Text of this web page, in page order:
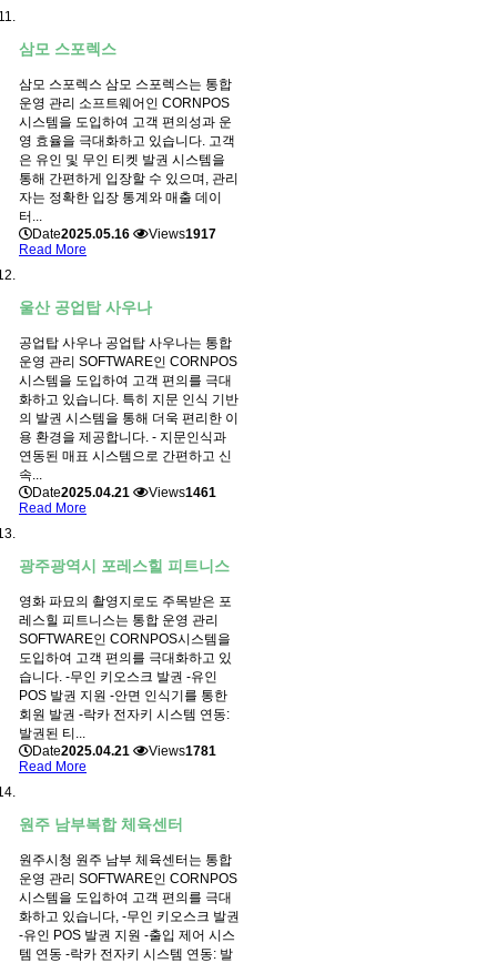
삼모 스포렉스
삼모 스포렉스 삼모 스포렉스는 통합
운영 관리 소프트웨어인 CORNPOS
시스템을 도입하여 고객 편의성과 운
영 효율을 극대화하고 있습니다. 고객
은 유인 및 무인 티켓 발권 시스템을
통해 간편하게 입장할 수 있으며, 관리
자는 정확한 입장 통계와 매출 데이
터...
Date2025.05.16 Views1917
Read More
울산 공업탑 사우나
공업탑 사우나 공업탑 사우나는 통합
운영 관리 SOFTWARE인 CORNPOS
시스템을 도입하여 고객 편의를 극대
화하고 있습니다. 특히 지문 인식 기반
의 발권 시스템을 통해 더욱 편리한 이
용 환경을 제공합니다. - 지문인식과
연동된 매표 시스템으로 간편하고 신
속...
Date2025.04.21 Views1461
Read More
광주광역시 포레스힐 피트니스
영화 파묘의 촬영지로도 주목받은 포
레스힐 피트니스는 통합 운영 관리
SOFTWARE인 CORNPOS시스템을
도입하여 고객 편의를 극대화하고 있
습니다. -무인 키오스크 발권 -유인
POS 발권 지원 -안면 인식기를 통한
회원 발권 -락카 전자키 시스템 연동:
발권된 티...
Date2025.04.21 Views1781
Read More
원주 남부복합 체육센터
원주시청 원주 남부 체육센터는 통합
운영 관리 SOFTWARE인 CORNPOS
시스템을 도입하여 고객 편의를 극대
화하고 있습니다, -무인 키오스크 발권
-유인 POS 발권 지원 -출입 제어 시스
템 연동 -락카 전자키 시스템 연동: 발